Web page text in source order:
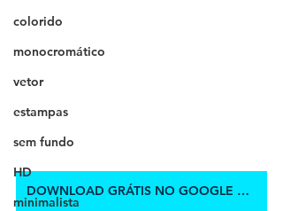
colorido
monocromático
vetor
estampas
sem fundo
HD
minimalista
DOWNLOAD GRÁTIS NO GOOGLE DRIVE